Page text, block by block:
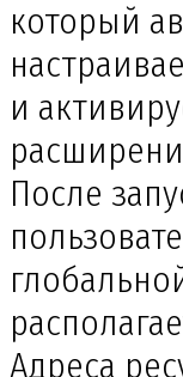
который
и
После
Адреса